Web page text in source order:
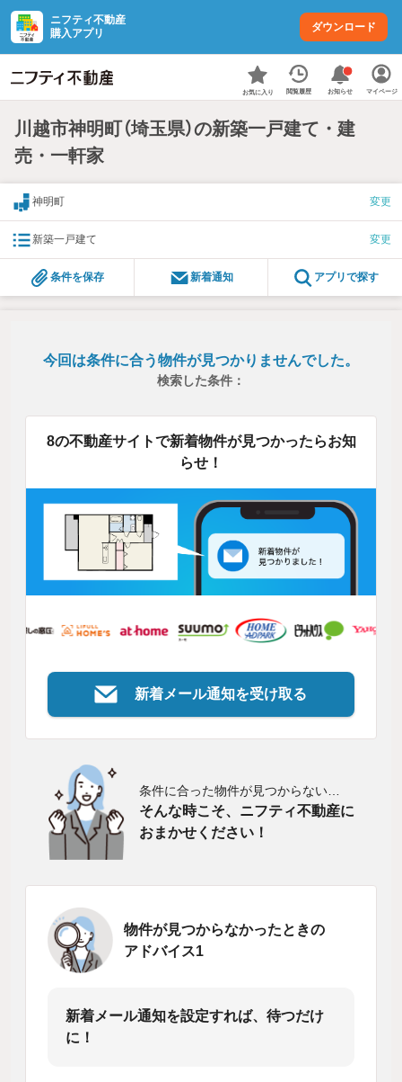
ニフティ不動産
購入アプリ
ダウンロード
お気に入り 閲覧履歴 お知らせ マイページ
川越市神明町（埼玉県）の新築一戸建て・建
売・一軒家
神明町 変更
新築一戸建て 変更
条件を保存 新着通知 アプリで探す
今回は条件に合う物件が見つかりませんでした。
検索した条件：
8の不動産サイトで新着物件が見つかったらお知
らせ！
新着メール通知を受け取る
条件に合った物件が見つからない…
そんな時こそ、ニフティ不動産に
おまかせください！
物件が見つからなかったときの
アドバイス1
新着メール通知を設定すれば、待つだけ
に！